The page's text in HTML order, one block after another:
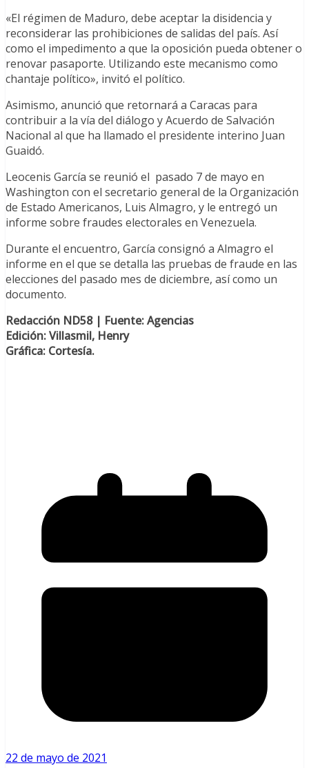
«El régimen de Maduro, debe aceptar la disidencia y
reconsiderar las prohibiciones de salidas del país. Así
como el impedimento a que la oposición pueda obtener o
renovar pasaporte. Utilizando este mecanismo como
chantaje político», invitó el político.
Asimismo, anunció que retornará a Caracas para
contribuir a la vía del diálogo y Acuerdo de Salvación
Nacional al que ha llamado el presidente interino Juan
Guaidó.
Leocenis García se reunió el pasado 7 de mayo en
Washington con el secretario general de la Organización
de Estado Americanos, Luis Almagro, y le entregó un
informe sobre fraudes electorales en Venezuela.
Durante el encuentro, García consignó a Almagro el
informe en el que se detalla las pruebas de fraude en las
elecciones del pasado mes de diciembre, así como un
documento.
Redacción ND58 | Fuente: Agencias
Edición: Villasmil, Henry
Gráfica: Cortesía.
22 de mayo de 2021